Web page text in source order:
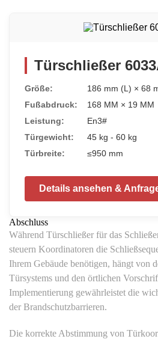
Türschließer
Größe:
186 mm (L) × 68
Fußabdruck:
168 MM × 19 MM
Leistung:
En3#
Türgewicht:
45 kg - 60 kg
Türbreite:
≤950 mm
Details ansehen &
Abschluss
Während Türschließer für das
steuern Koordinatoren die
Ihrem Gebäude benötigen, hängt von
Türsystems und den örtlichen
Implementierung gewährleistet die
der Brandschutzbarrieren.
Die korrekte Abstimmung von